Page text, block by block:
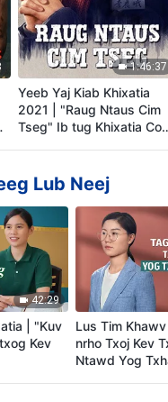
1:46:37
Yeeb Yaj Kiab Khixatia
2021 | "Raug Ntaus Cim
Tseg" Ib tug Khixatia Cov
nyob rau hauv Kev Tsim
Txom
Lub Neej
42:29
| "Kuv
Kev
Lus Tim
nrho Txoj Kev
Ntawd Yog